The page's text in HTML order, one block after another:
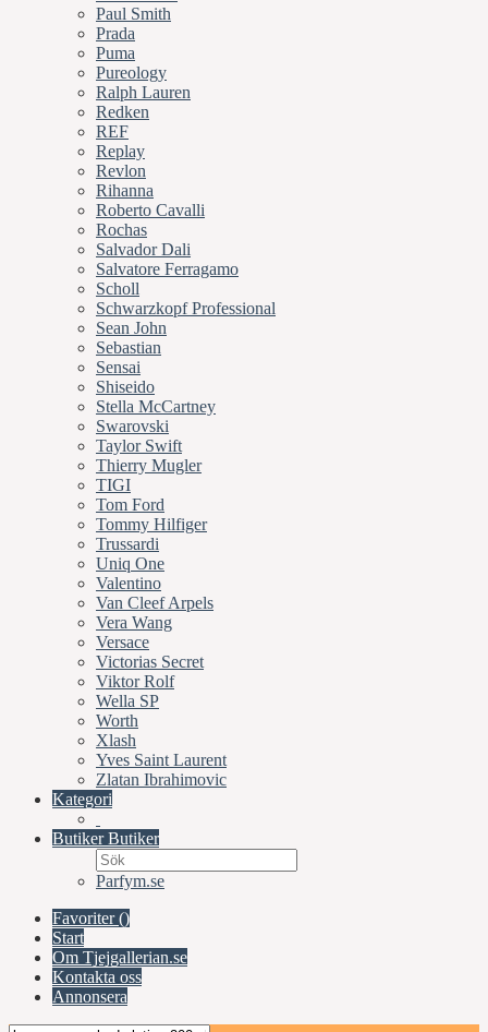
Paul Smith
Prada
Puma
Pureology
Ralph Lauren
Redken
REF
Replay
Revlon
Rihanna
Roberto Cavalli
Rochas
Salvador Dali
Salvatore Ferragamo
Scholl
Schwarzkopf Professional
Sean John
Sebastian
Sensai
Shiseido
Stella McCartney
Swarovski
Taylor Swift
Thierry Mugler
TIGI
Tom Ford
Tommy Hilfiger
Trussardi
Uniq One
Valentino
Van Cleef Arpels
Vera Wang
Versace
Victorias Secret
Viktor Rolf
Wella SP
Worth
Xlash
Yves Saint Laurent
Zlatan Ibrahimovic
Kategori
ButikerButiker
Parfym.se
Favoriter ()
Start
Om Tjejgallerian.se
Kontakta oss
Annonsera